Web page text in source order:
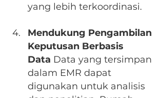
yang lebih terkoordinasi.
Mendukung Pengambilan
Keputusan Berbasis
Data Data yang tersimpan
dalam EMR dapat
digunakan untuk analisis